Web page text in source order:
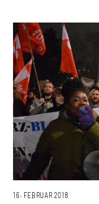
16. FEBRUAR 2018